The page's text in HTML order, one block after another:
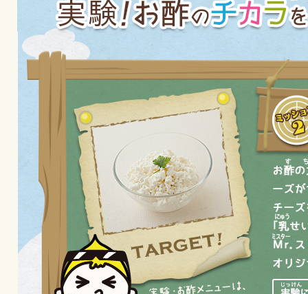
レシピ名特集
商品情報
商品カテゴリ
調味酢
みりん風・料
つゆ たれ
キャンペーン情報
ブランド・スペシャルサイト
ブランド・スペシャルサイト トップ
商品ブランドサイト
Fibee（ファイビー）
企業情報